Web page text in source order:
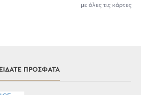
με όλες τις κάρτες
ΕΊΔΑΤΕ ΠΡΌΣΦΑΤΑ